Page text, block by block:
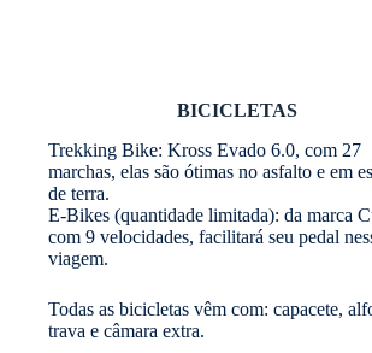
BICICLETAS
Trekking Bike: Kross Evado 6.0, com 27
marchas, elas são ótimas no asfalto e em
de terra.
E-Bikes (quantidade limitada): da marca
com 9 velocidades, facilitará seu pedal
viagem.
Todas as bicicletas vêm com: capacete,
trava e câmara extra.